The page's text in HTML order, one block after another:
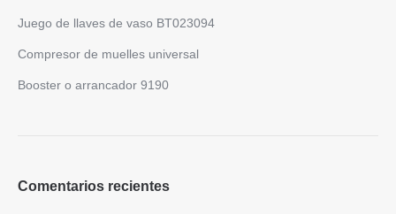
Juego de llaves de vaso BT023094
Compresor de muelles universal
Booster o arrancador 9190
Comentarios recientes